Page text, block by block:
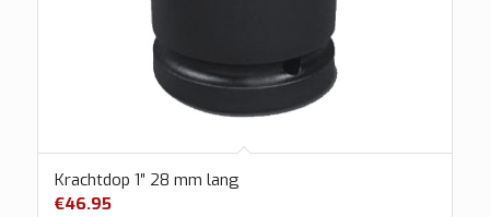
Krachtdop 1″ 28 mm lang
€46.95